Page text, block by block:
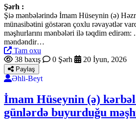
Şərh :
Şiə mənbələrində İmam Hüseynin (ə)
münasibətini göstərən çoxlu rəvayətlər
məşhurlarını mənbələri ilə təqdim edirəm:
məndəndir…
Tam oxu
38 baxış
0 Şərh 20 İyun, 2026
Paylaş
Əhli-Beyt
İmam Hüseynin (ə)
günlərdə buyurduğu